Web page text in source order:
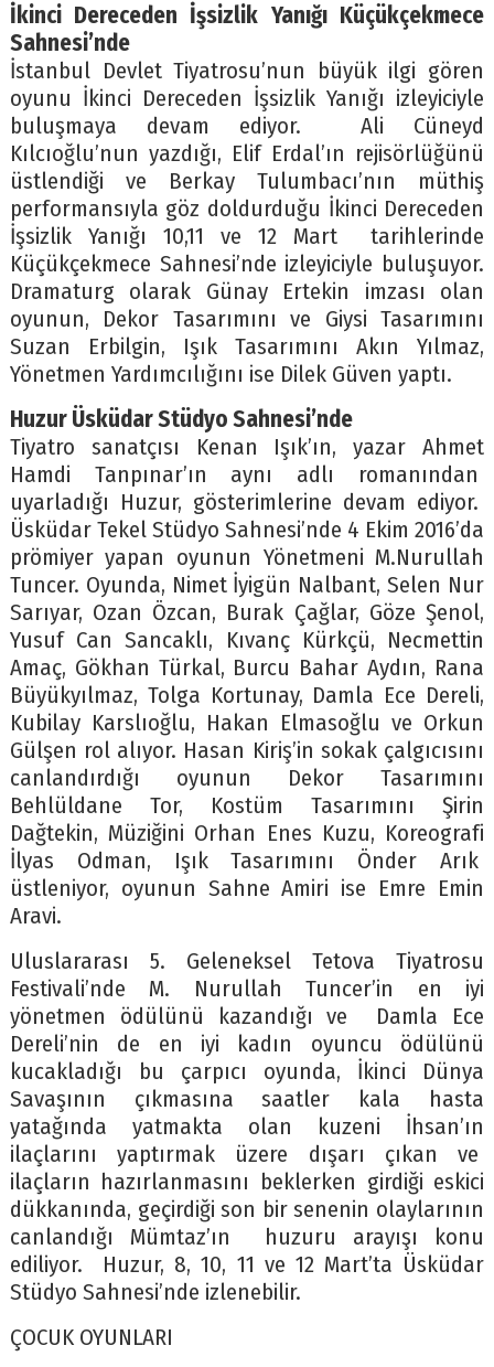
İkinci Dereceden İşsizlik Yanığı Küçükçekmece
Sahnesi’nde
İstanbul Devlet Tiyatrosu’nun büyük ilgi gören
oyunu İkinci Dereceden İşsizlik Yanığı izleyiciyle
buluşmaya devam ediyor. Ali Cüneyd
Kılcıoğlu’nun yazdığı, Elif Erdal’ın rejisörlüğünü
üstlendiği ve Berkay Tulumbacı’nın müthiş
performansıyla göz doldurduğu İkinci Dereceden
İşsizlik Yanığı 10,11 ve 12 Mart tarihlerinde
Küçükçekmece Sahnesi’nde izleyiciyle buluşuyor.
Dramaturg olarak Günay Ertekin imzası olan
oyunun, Dekor Tasarımını ve Giysi Tasarımını
Suzan Erbilgin, Işık Tasarımını Akın Yılmaz,
Yönetmen Yardımcılığını ise Dilek Güven yaptı.
Huzur Üsküdar Stüdyo Sahnesi’nde
Tiyatro sanatçısı Kenan Işık’ın, yazar Ahmet
Hamdi Tanpınar’ın aynı adlı romanından
uyarladığı Huzur, gösterimlerine devam ediyor.
Üsküdar Tekel Stüdyo Sahnesi’nde 4 Ekim 2016’da
prömiyer yapan oyunun Yönetmeni M.Nurullah
Tuncer. Oyunda, Nimet İyigün Nalbant, Selen Nur
Sarıyar, Ozan Özcan, Burak Çağlar, Göze Şenol,
Yusuf Can Sancaklı, Kıvanç Kürkçü, Necmettin
Amaç, Gökhan Türkal, Burcu Bahar Aydın, Rana
Büyükyılmaz, Tolga Kortunay, Damla Ece Dereli,
Kubilay Karslıoğlu, Hakan Elmasoğlu ve Orkun
Gülşen rol alıyor. Hasan Kiriş’in sokak çalgıcısını
canlandırdığı oyunun Dekor Tasarımını
Behlüldane Tor, Kostüm Tasarımını Şirin
Dağtekin, Müziğini Orhan Enes Kuzu, Koreografi
İlyas Odman, Işık Tasarımını Önder Arık
üstleniyor, oyunun Sahne Amiri ise Emre Emin
Aravi.
Uluslararası 5. Geleneksel Tetova Tiyatrosu
Festivali’nde M. Nurullah Tuncer’in en iyi
yönetmen ödülünü kazandığı ve Damla Ece
Dereli’nin de en iyi kadın oyuncu ödülünü
kucakladığı bu çarpıcı oyunda, İkinci Dünya
Savaşının çıkmasına saatler kala hasta
yatağında yatmakta olan kuzeni İhsan’ın
ilaçlarını yaptırmak üzere dışarı çıkan ve
ilaçların hazırlanmasını beklerken girdiği eskici
dükkanında, geçirdiği son bir senenin olaylarının
canlandığı Mümtaz’ın huzuru arayışı konu
ediliyor. Huzur, 8, 10, 11 ve 12 Mart’ta Üsküdar
Stüdyo Sahnesi’nde izlenebilir.
ÇOCUK OYUNLARI